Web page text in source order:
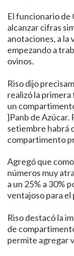
El funcionario de
alcanzar cifras
anotaciones, a la
empezando a
ovinos.
Riso dijo
realizó la
un
}Panb de Azúcar.
setiembre habrá
compartimento
Agregó que
números muy
a un 25% a 30%
ventajoso para
Riso destacó la
de
permite agregar